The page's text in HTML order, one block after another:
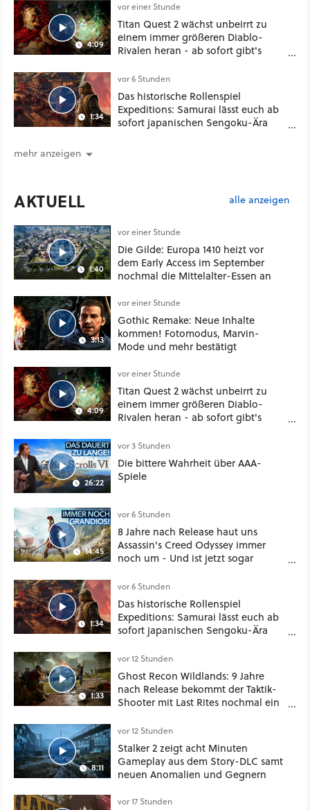
4:09
vor einer Stunde
Titan Quest 2 wächst unbeirrt zu
einem immer größeren Diablo-
Rivalen heran - ab sofort gibt's
Klasse
1:34
vor 6 Stunden
Das historische Rollenspiel
Expeditions: Samurai lässt euch ab
sofort japanischen Sengoku-Ära
mehr anzeigen
AKTUELL alle anzeigen
1:40
vor einer Stunde
Die Gilde: Europa 1410 heizt vor
dem Early Access im September
nochmal die Mittelalter-Essen an
3:13
vor einer Stunde
Gothic Remake: Neue Inhalte
kommen! Fotomodus, Marvin-
Mode und mehr bestätigt
4:09
vor einer Stunde
Titan Quest 2 wächst unbeirrt zu
einem immer größeren Diablo-
Rivalen heran - ab sofort gibt's
Klasse
26:22
vor 3 Stunden
Die bittere Wahrheit über AAA-
Spiele
14:45
vor 6 Stunden
8 Jahre nach Release haut uns
Assassin's Creed Odyssey immer
noch um - Und ist jetzt sogar
1:34
vor 6 Stunden
Das historische Rollenspiel
Expeditions: Samurai lässt euch ab
sofort japanischen Sengoku-Ära
oder Diplomatie
1:33
vor 12 Stunden
Ghost Recon Wildlands: 9 Jahre
nach Release bekommt der Taktik-
Shooter mit Last Rites nochmal ein
8:11
vor 12 Stunden
Stalker 2 zeigt acht Minuten
Gameplay aus dem Story-DLC samt
neuen Anomalien und Gegnern
vor 17 Stunden